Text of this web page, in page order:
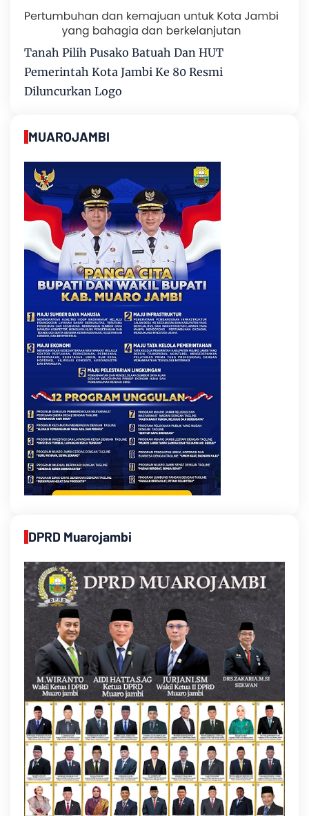
Tanah Pilih Pusako Batuah Dan HUT
Pemerintah Kota Jambi Ke 80 Resmi
Diluncurkan Logo
MUAROJAMBI
DPRD Muarojambi